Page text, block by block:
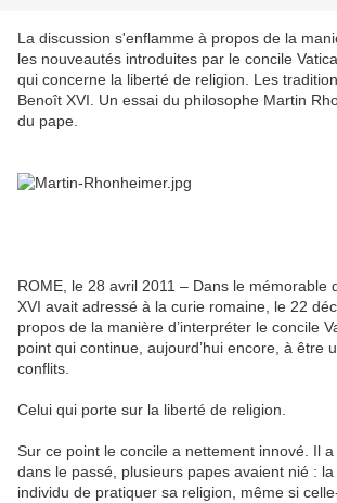
La discussion s'enflamme à propos de la
les nouveautés introduites par le concile
qui concerne la liberté de religion. Les
Benoît XVI. Un essai du philosophe Martin
du pape.
ROME, le 28 avril 2011 – Dans le mémorable
XVI avait adressé à la curie romaine, le 22
propos de la manière d’interpréter le concile
point qui continue, aujourd’hui encore, à être
conflits.
Celui qui porte sur la liberté de religion.
Sur ce point le concile a nettement innové. Il a
dans le passé, plusieurs papes avaient nié :
individu de pratiquer sa religion, même si